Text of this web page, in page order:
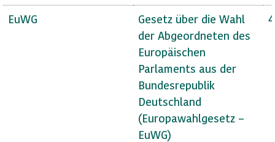
EuWG
Gesetz über die Wahl
der Abgeordneten des
Europäischen
Parlaments aus der
Bundesrepublik
Deutschland
(Europawahlgesetz –
EuWG)